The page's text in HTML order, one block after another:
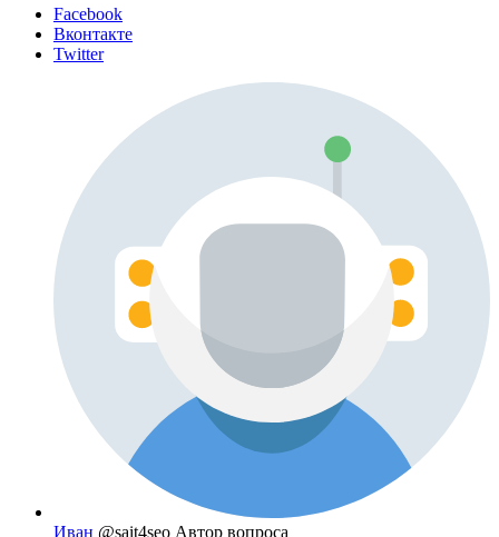
Facebook
Вконтакте
Twitter
Иван @sait4seo Автор вопроса